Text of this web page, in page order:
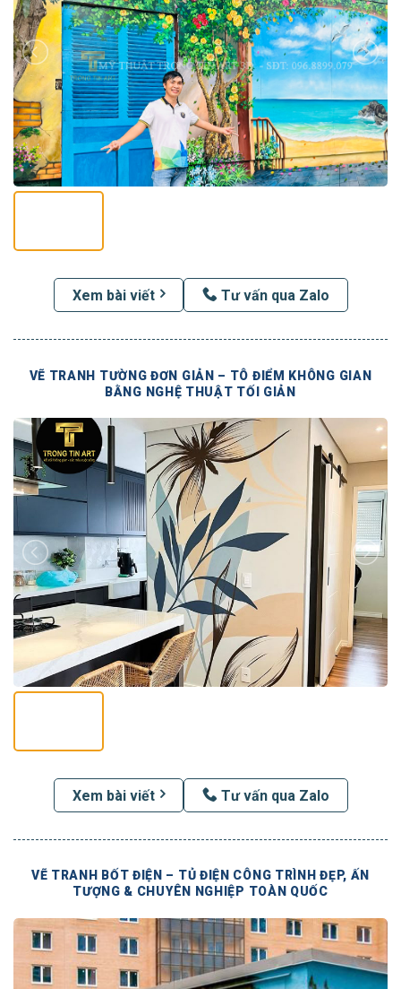
Xem bài viết Tư vấn qua Zalo
VẼ TRANH TƯỜNG ĐƠN GIẢN – TÔ ĐIỂM KHÔNG GIAN
BẰNG NGHỆ THUẬT TỐI GIẢN
Xem bài viết Tư vấn qua Zalo
VẼ TRANH BỐT ĐIỆN – TỦ ĐIỆN CÔNG TRÌNH ĐẸP, ẤN
TƯỢNG & CHUYÊN NGHIỆP TOÀN QUỐC